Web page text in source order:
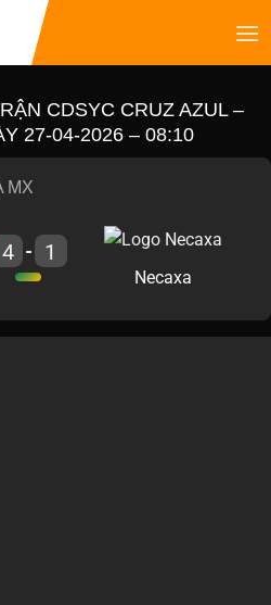
CDSYC CRUZ AZUL –
27-04-2026 – 08:10
MX
4 - 1
Necaxa